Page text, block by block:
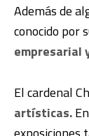
Además de
conocido por
empresarial
El cardenal
artísticas.